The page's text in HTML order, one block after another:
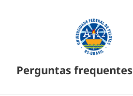
Perguntas frequentes